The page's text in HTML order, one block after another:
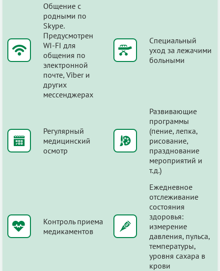
Общение с
родными по
Skype.
Предусмотрен
WI-FI для
общения по
электронной
почте, Viber и
других
мессенджерах
Специальный
уход за лежачими
больными
Регулярный
медицинский
осмотр
Развивающие
программы
(пение, лепка,
рисование,
празднование
мероприятий и
т.д.)
Контроль приема
медикаментов
Ежедневное
отслеживание
состояния
здоровья:
измерение
давления, пульса,
температуры,
уровня сахара в
крови